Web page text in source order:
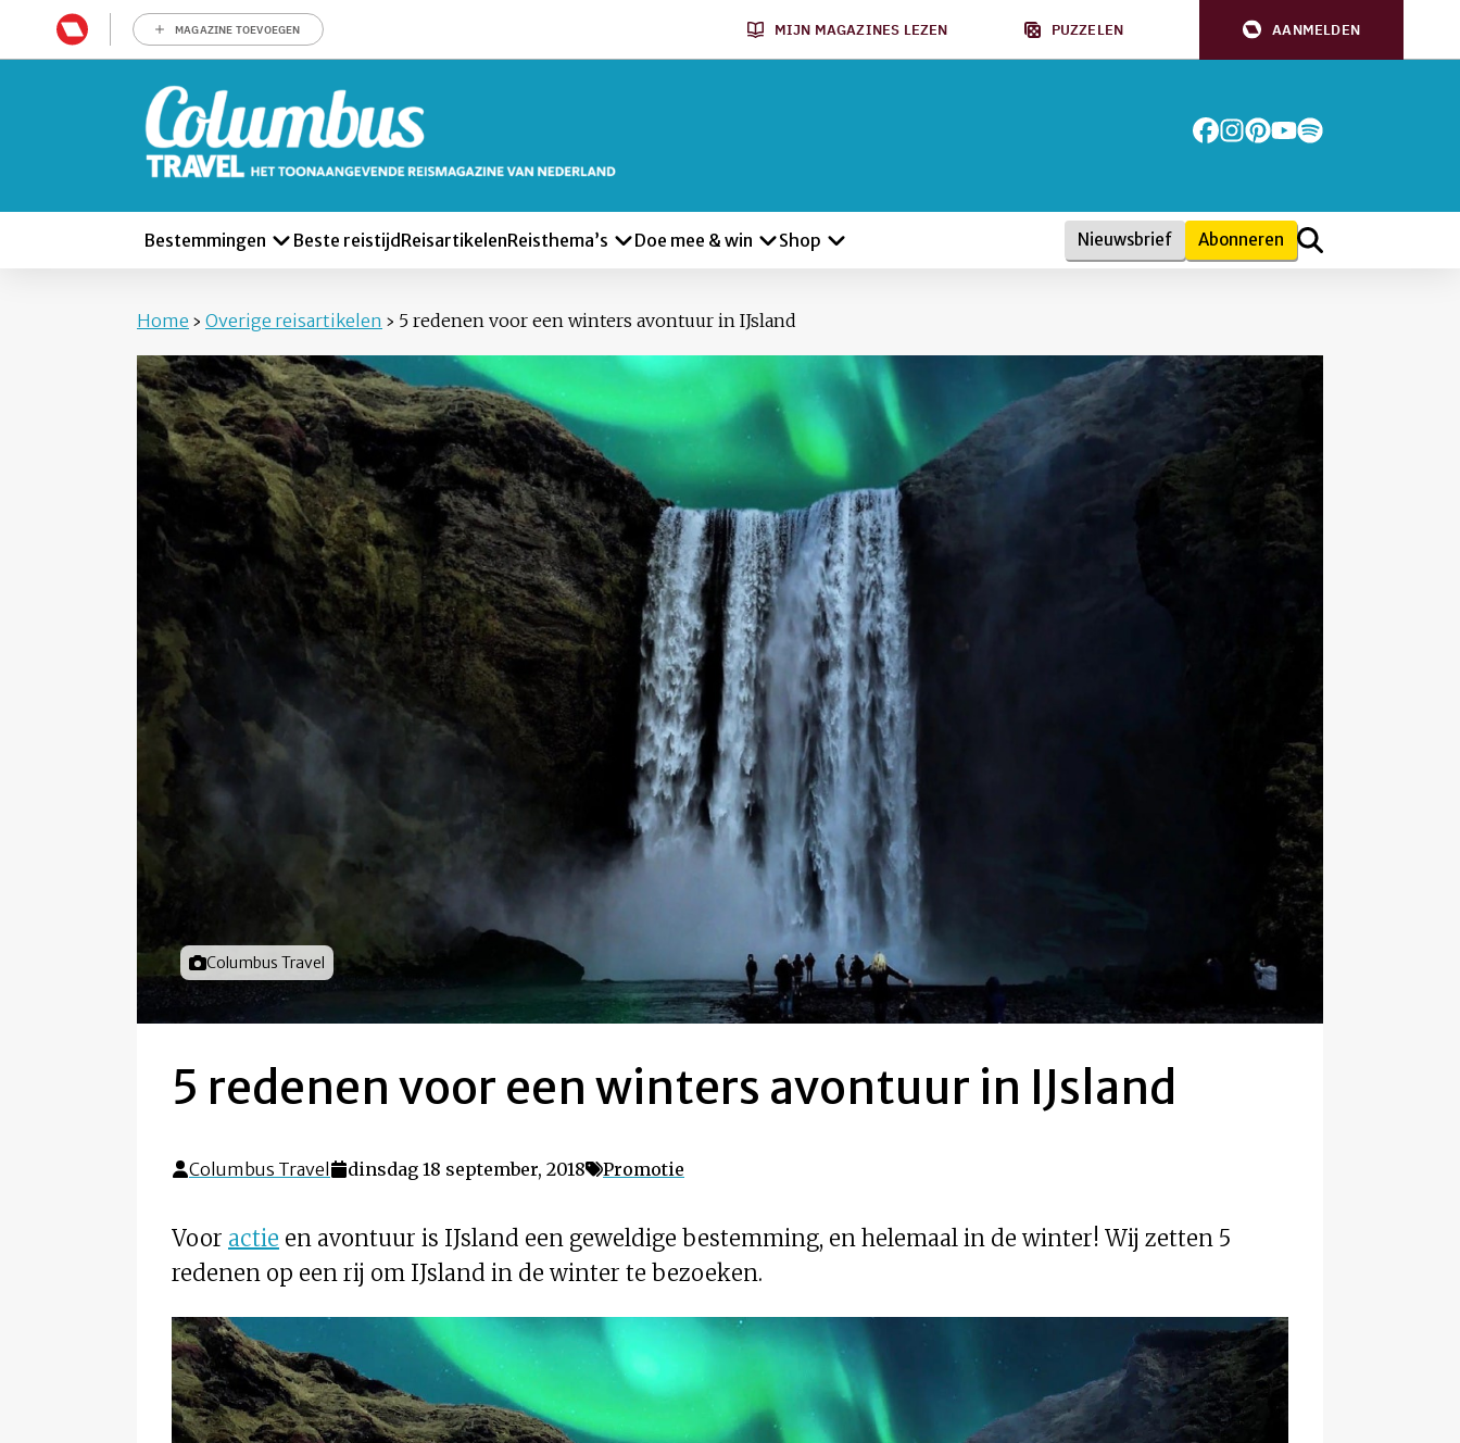
MAGAZINE TOEVOEGEN MIJN MAGAZINES LEZEN PUZZELEN AANMELDEN
Bestemmingen Beste reistijd ReisartikelenReisthema’s Doe mee & win Shop Nieuwsbrief Abonneren
Home › Overige reisartikelen › 5 redenen voor een winters avontuur in IJsland
Foto door
Columbus Travel
5 redenen voor een winters avontuur in IJsland
Columbus Travel dinsdag 18 september, 2018 Promotie
Voor actie en avontuur is IJsland een geweldige bestemming, en helemaal in de winter! Wij zetten 5
redenen op een rij om IJsland in de winter te bezoeken.